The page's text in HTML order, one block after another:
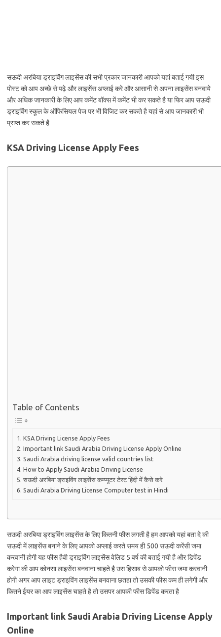
सऊदी अरबिया ड्राइविंग लाइसेंस की सभी प्रकार जानकारी आपको यहां बताई गयी इस
पोस्ट को आप अच्छे से पढ़े और लाइसेंस अप्लाई करे और आसानी से अपना लाइसेंस बनवाये
और अधिक जानकारी के लिए आप कमेंट बॉक्स में कमेंट भी कर सकते है या फिर आप सऊदी
ड्राइविंग स्कूल के ऑफिसियल पेज पर भी विजिट कर सकते है यहां से आप जानकारी भी
प्राप्त कर सकते है
KSA Driving License Apply Fees
Table of Contents
KSA Driving License Apply Fees
Important link Saudi Arabia Driving License Apply Online
Saudi Arabia driving license valid countries list
How to Apply Saudi Arabia Driving License
सऊदी अरबिया ड्राइविंग लाइसेंस कम्प्यूटर टेस्ट हिंदी में कैसे करे
Saudi Arabia Driving License Computer test in Hindi
सऊदी अरबिया ड्राइविंग लाइसेंस के लिए कितनी फीस लगती है हम आपको यहां बता दे की
सऊदी में लाइसेंस बनाने के लिए आपको अप्लाई करते समय ही 500 सऊदी करेंसी जमा
करवानी होगी यह फीस हैवी ड्राइविंग लाइसेंस वेलिड 5 वर्ष की बताई गयी है और डिपेंड
करेगा की आप कोनसा लाइसेंस बनवाना चाहते है उस हिसाब से आपको फीस जमा करवानी
होगी अगर आप लाइट ड्राइविंग लाइसेंस बनवाना छतहा तो उसकी फीस कम ही लगेगी और
कितने ईयर का आप लाइसेंस चाहते है तो उसपर आपकी फीस डिपेंड करता है
Important link Saudi Arabia Driving License Apply
Online